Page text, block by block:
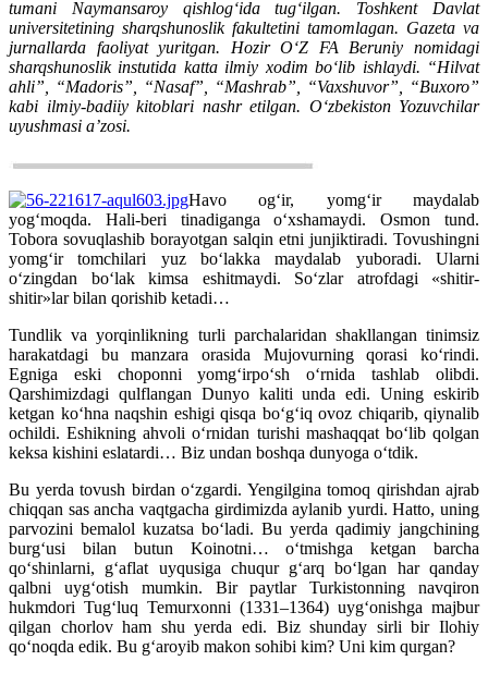
tumani Naymansaroy qishlog‘ida tug‘ilgan. Toshkent Davlat
universitetining sharqshunoslik fakultetini tamomlagan. Gazeta va
jurnallarda faoliyat yuritgan. Hozir O‘Z FA Beruniy nomidagi
sharqshunoslik instutida katta ilmiy xodim bo‘lib ishlaydi. “Hilvat
ahli”, “Madoris”, “Nasaf”, “Mashrab”, “Vaxshuvor”, “Buxoro”
kabi ilmiy-badiiy kitoblari nashr etilgan. O‘zbekiston Yozuvchilar
uyushmasi a’zosi.
Havo og‘ir, yomg‘ir maydalab
yog‘moqda. Hali-beri tinadiganga o‘xshamaydi. Osmon tund.
Tobora sovuqlashib borayotgan salqin etni junjiktiradi. Tovushingni
yomg‘ir tomchilari yuz bo‘lakka maydalab yuboradi. Ularni
o‘zingdan bo‘lak kimsa eshitmaydi. So‘zlar atrofdagi «shitir-
shitir»lar bilan qorishib ketadi…
Tundlik va yorqinlikning turli parchalaridan shakllangan tinimsiz
harakatdagi bu manzara orasida Mujovurning qorasi ko‘rindi.
Egniga eski choponni yomg‘irpo‘sh o‘rnida tashlab olibdi.
Qarshimizdagi qulflangan Dunyo kaliti unda edi. Uning eskirib
ketgan ko‘hna naqshin eshigi qisqa bo‘g‘iq ovoz chiqarib, qiynalib
ochildi. Eshikning ahvoli o‘rnidan turishi mashaqqat bo‘lib qolgan
keksa kishini eslatardi… Biz undan boshqa dunyoga o‘tdik.
Bu yerda tovush birdan o‘zgardi. Yengilgina tomoq qirishdan ajrab
chiqqan sas ancha vaqtgacha girdimizda aylanib yurdi. Hatto, uning
parvozini bemalol kuzatsa bo‘ladi. Bu yerda qadimiy jangchining
burg‘usi bilan butun Koinotni… o‘tmishga ketgan barcha
qo‘shinlarni, g‘aflat uyqusiga chuqur g‘arq bo‘lgan har qanday
qalbni uyg‘otish mumkin. Bir paytlar Turkistonning navqiron
hukmdori Tug‘luq Temurxonni (1331–1364) uyg‘onishga majbur
qilgan chorlov ham shu yerda edi. Biz shunday sirli bir Ilohiy
qo‘noqda edik. Bu g‘aroyib makon sohibi kim? Uni kim qurgan?